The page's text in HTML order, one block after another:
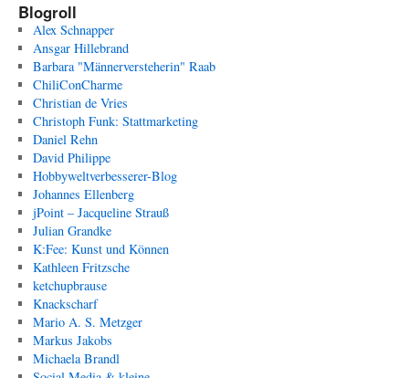
Blogroll
Alex Schnapper
Ansgar Hillebrand
Barbara "Männerversteherin" Raab
ChiliConCharme
Christian de Vries
Christoph Funk: Stattmarketing
Daniel Rehn
David Philippe
Hobbyweltverbesserer-Blog
Johannes Ellenberg
jPoint – Jacqueline Strauß
Julian Grandke
K:Fee: Kunst und Können
Kathleen Fritzsche
ketchupbrause
Knackscharf
Mario A. S. Metzger
Markus Jakobs
Michaela Brandl